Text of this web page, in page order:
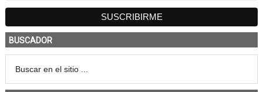
BUSCADOR